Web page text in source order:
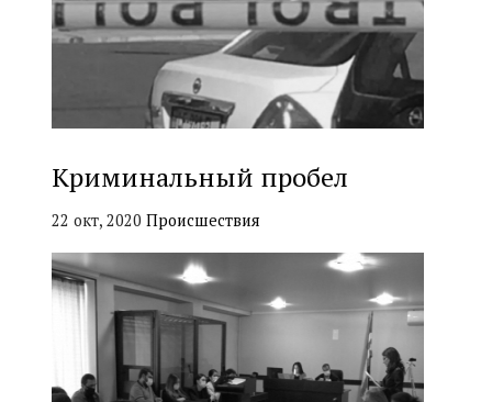
Криминальный пробел
22 окт, 2020 Происшествия